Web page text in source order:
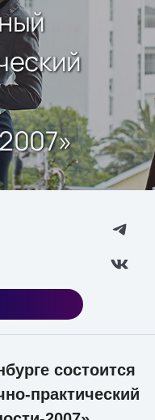
состоится
практический